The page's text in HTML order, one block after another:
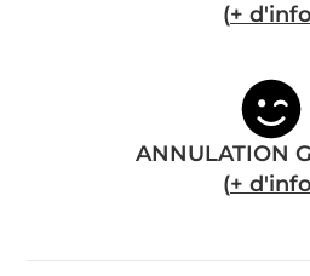
(+ d'info
ANNULATION
(+ d'info